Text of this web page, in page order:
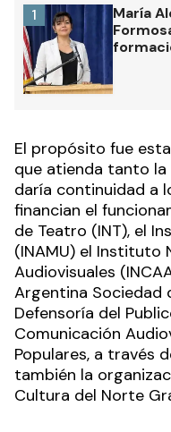
María
1
El propósito fue
que atienda tanto la
daría continuidad a
financian el
de Teatro (INT), el
(INAMU) el Instituto
Audiovisuales
Argentina Sociedad
Defensoría del
Comunicación
Populares, a través
también la
Cultura del Norte